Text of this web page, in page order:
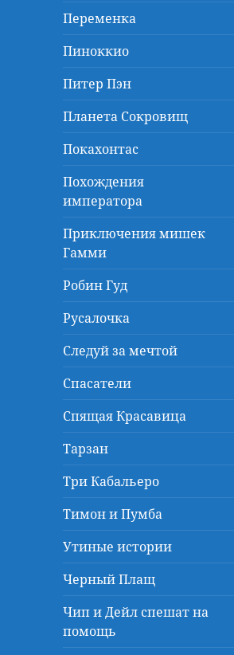
Переменка
Пиноккио
Питер Пэн
Планета Сокровищ
Покахонтас
Похождения
императора
Приключения мишек
Гамми
Робин Гуд
Русалочка
Следуй за мечтой
Спасатели
Спящая Красавица
Тарзан
Три Кабальеро
Тимон и Пумба
Утиные истории
Черный Плащ
Чип и Дейл спешат на
помощь